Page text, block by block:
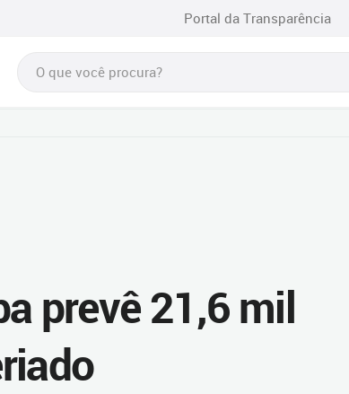
Portal da Transparência
prevê 21,6 mil